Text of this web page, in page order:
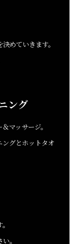
めていきます。
ング
マッサージ。
グとホットタオ
。